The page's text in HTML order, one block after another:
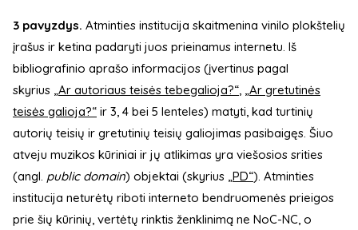
3 pavyzdys. Atminties institucija skaitmenina vinilo plokštelių
įrašus ir ketina padaryti juos prieinamus internetu. Iš
bibliografinio aprašo informacijos (įvertinus pagal
skyrius „Ar autoriaus teisės tebegalioja?“
„Ar gretutinės
teisės galioja?“ ir 3, 4 bei 5 lenteles) matyti, kad turtinių
autorių teisių ir gretutinių teisių galiojimas pasibaigęs. Šiuo
atveju muzikos kūriniai ir jų atlikimas yra viešosios srities
(angl. public domain) objektai (skyrius „PD“). Atminties
institucija neturėtų riboti interneto bendruomenės prieigos
prie šių kūrinių, vertėtų rinktis ženklinimą ne NoC-NC, o